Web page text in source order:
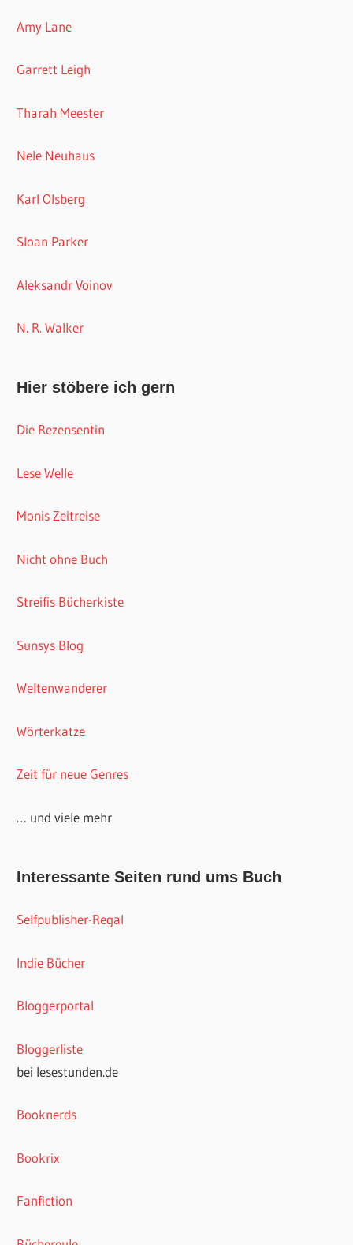
Amy Lane
Garrett Leigh
Tharah Meester
Nele Neuhaus
Karl Olsberg
Sloan Parker
Aleksandr Voinov
N. R. Walker
Hier stöbere ich gern
Die Rezensentin
Lese Welle
Monis Zeitreise
Nicht ohne Buch
Streifis Bücherkiste
Sunsys Blog
Weltenwanderer
Wörterkatze
Zeit für neue Genres
… und viele mehr
Interessante Seiten rund ums Buch
Selfpublisher-Regal
Indie Bücher
Bloggerportal
Bloggerliste
bei lesestunden.de
Booknerds
Bookrix
Fanfiction